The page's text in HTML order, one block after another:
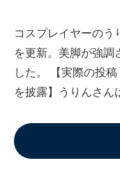
コスプレイヤーのう
を更新。美脚が強調
した。 【実際の投
を披露】うりんさん